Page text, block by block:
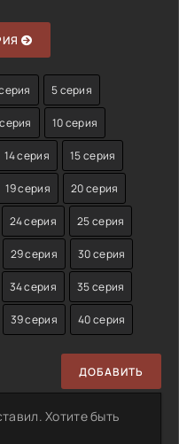
5 серия
10 серия
14 серия 15 серия
19 серия 20 серия
24 серия 25 серия
29 серия 30 серия
34 серия 35 серия
39 серия 40 серия
ДОБАВИТЬ
Хотите быть